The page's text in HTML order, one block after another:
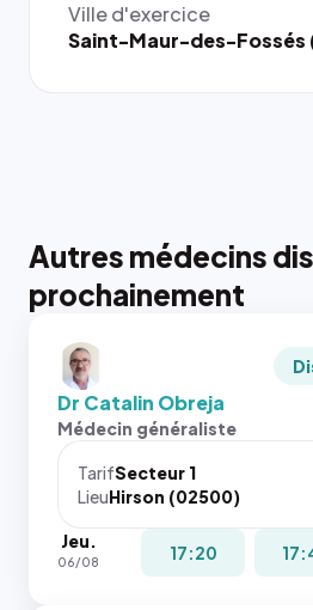
Ville d'exercice
Saint-Maur-des-Fossés
Autres médecins
prochainement
Dr Catalin Obreja
Médecin généraliste
TarifSecteur 1
LieuHirson (02500)
Jeu.
06/08 17:20